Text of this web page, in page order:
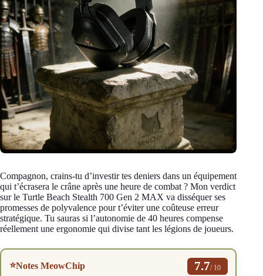
Compagnon, crains-tu d’investir tes deniers dans un équipement
qui t’écrasera le crâne après une heure de combat ? Mon verdict
sur le Turtle Beach Stealth 700 Gen 2 MAX va disséquer ses
promesses de polyvalence pour t’éviter une coûteuse erreur
stratégique. Tu sauras si l’autonomie de 40 heures compense
réellement une ergonomie qui divise tant les légions de joueurs.
⭐Notes MeowChip 7.7/ 10